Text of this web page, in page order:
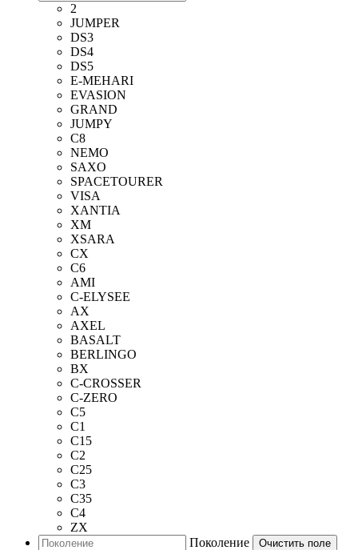
2
JUMPER
DS3
DS4
DS5
E-MEHARI
EVASION
GRAND
JUMPY
C8
NEMO
SAXO
SPACETOURER
VISA
XANTIA
XM
XSARA
CX
C6
AMI
C-ELYSEE
AX
AXEL
BASALT
BERLINGO
BX
C-CROSSER
C-ZERO
C5
C1
C15
C2
C25
C3
C35
C4
ZX
Поколение
Очистить поле